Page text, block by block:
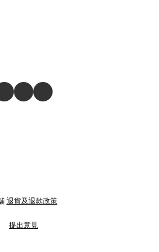
退貨及退款政策
提出意見